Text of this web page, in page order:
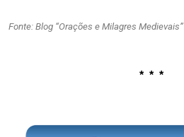
Fonte: Blog “Orações e Milagres Medievais”
* * *